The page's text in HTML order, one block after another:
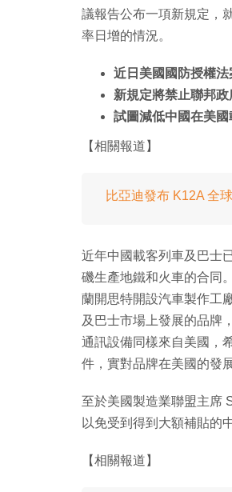
議報告公布一項新規定，
率日增的情況。
近日美國國防授權
新規定將禁止聯邦
試圖減低中國在美
【相關報道】
比亞迪發布 K12A 全
近年中國載客列車及巴士
磯生產地鐵和火車的合同
蘭開思特開設汽車製作工
及巴士市場上發展的品牌
通訊設備同樣來自美國，
件，實對品牌在美國的發
至於美國製造業聯盟主席
以免受到得到大額補貼的
【相關報道】